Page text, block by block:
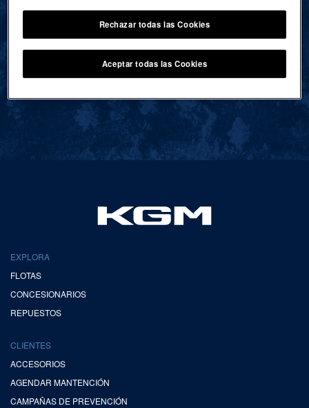
VOLVER AL INICIO
EXPLORA
FLOTAS
CONCESIONARIOS
REPUESTOS
CLIENTES
ACCESORIOS
AGENDAR MANTENCIÓN
CAMPAÑAS DE PREVENCIÓN
Rechazar todas las Cookies
Aceptar todas las Cookies